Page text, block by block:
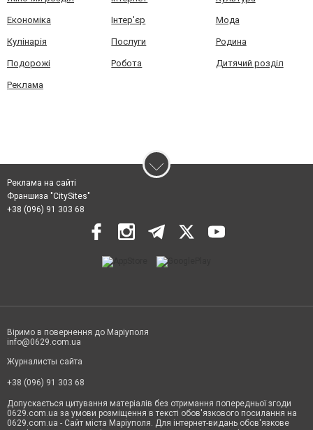
Економіка Інтер'єр Мода
Кулінарія Послуги Родина
Подорожі Робота Дитячий розділ
Реклама
Реклама на сайті
Франшиза "CitySites"
+38 (096) 91 303 68
Віримо в повернення до Маріуполя
info@0629.com.ua
Журналисты сайта
+38 (096) 91 303 68
Допускається цитування матеріалів без отримання попередньої згоди
0629.com.ua за умови розміщення в тексті обов'язкового посилання на
0629.com.ua - Сайт міста Маріуполя. Для інтернет-видань обов'язкове